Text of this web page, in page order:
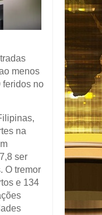
menos
feridos no
na
ser
O tremor
e 134